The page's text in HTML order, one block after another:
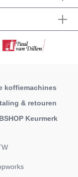
koffiemachines
& retouren
Keurmerk